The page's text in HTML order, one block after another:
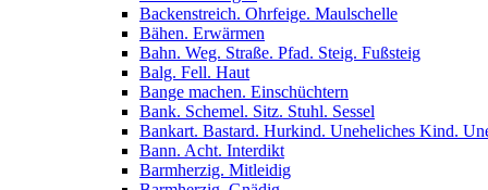
Backenstreich. Ohrfeige. Maulschelle
Bähen. Erwärmen
Bahn. Weg. Straße. Pfad. Steig. Fußsteig
Balg. Fell. Haut
Bange machen. Einschüchtern
Bank. Schemel. Sitz. Stuhl. Sessel
Bankart. Bastard. Hurkind. Uneheliches Kind.
Bann. Acht. Interdikt
Barmherzig. Mitleidig